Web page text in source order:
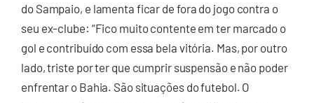
do Sampaio, e lamenta ficar de fora do jogo contra o
seu ex-clube: “Fico muito contente em ter marcado o
gol e contribuído com essa bela vitória. Mas, por outro
lado, triste por ter que cumprir suspensão e não poder
enfrentar o Bahia. São situações do futebol. O